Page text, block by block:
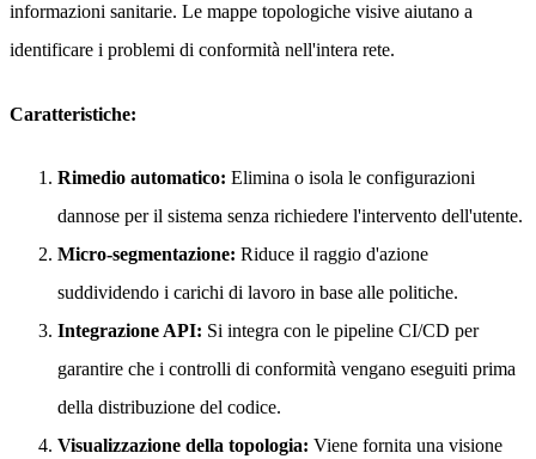
informazioni sanitarie. Le mappe topologiche visive aiutano a
identificare i problemi di conformità nell'intera rete.
Caratteristiche:
Rimedio automatico: Elimina o isola le configurazioni
dannose per il sistema senza richiedere l'intervento dell'utente.
Micro-segmentazione: Riduce il raggio d'azione
suddividendo i carichi di lavoro in base alle politiche.
Integrazione API: Si integra con le pipeline CI/CD per
garantire che i controlli di conformità vengano eseguiti prima
della distribuzione del codice.
Visualizzazione della topologia: Viene fornita una visione